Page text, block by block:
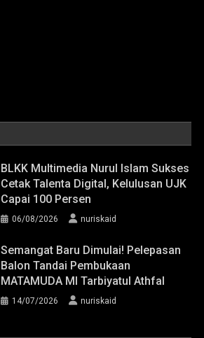
BLKK Multimedia Nurul Islam Sukses
Cetak Talenta Digital, Kelulusan UJK
Capai 100 Persen
06/08/2026 nuriskaid
Semangat Baru Dimulai! Pelepasan
Balon Tandai Pembukaan
MATAMUDA MI Tarbiyatul Athfal
14/07/2026 nuriskaid